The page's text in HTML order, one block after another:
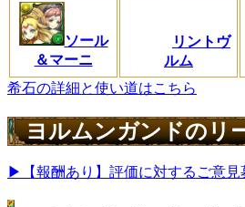
ソール
＆マーニ
リントヴ
ルム
希石の詳細と使い道はこちら
ヨルムンガンドのリ
▶【報酬あり】評価に対するご意見